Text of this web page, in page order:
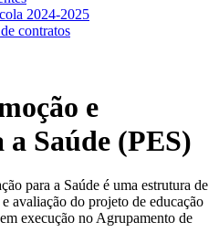
2024-2025
contratos
e
Saúde (PES)
para a Saúde é uma estrutura de
avaliação do projeto de educação
execução no Agrupamento de